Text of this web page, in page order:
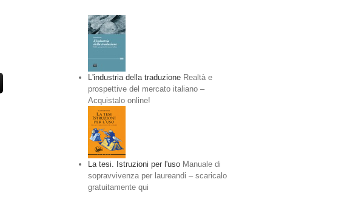
L'industria della traduzioneRealtà e
prospettive del mercato italiano –
Acquistalo online!
La tesi. Istruzioni per l'usoManuale di
sopravvivenza per laureandi – scaricalo
gratuitamente qui